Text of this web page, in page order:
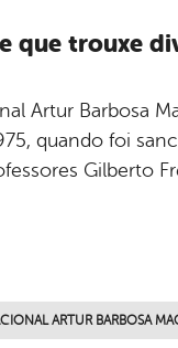
que trouxe
Artur Barbosa
quando foi
Gilberto
ARTUR BARBOSA